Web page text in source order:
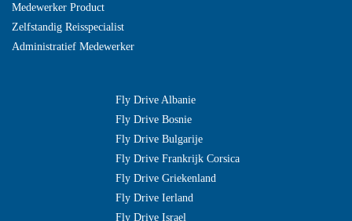
Medewerker Product
Zelfstandig Reisspecialist
Administratief Medewerker
Fly Drive Albanie
Fly Drive Bosnie
Fly Drive Bulgarije
Fly Drive Frankrijk Corsica
Fly Drive Griekenland
Fly Drive Ierland
Fly Drive Israel